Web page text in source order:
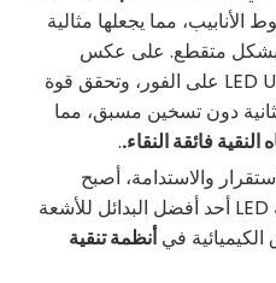
الأنابيب، مما يجعلها مثالية
بشكل متقطع. على عكس
مصابيح الزئبق، تبدأ مصابيح LED UVC على الفور، وتحقق قوة
دون تسخين مسبق، مما
النقية فائقة النقاء..
والاستدامة، أصبح
التطهير بالأشعة فوق البنفسجية LED أحد أفضل البدائل للأشعة
الكيميائية فيأنظمة تنقية